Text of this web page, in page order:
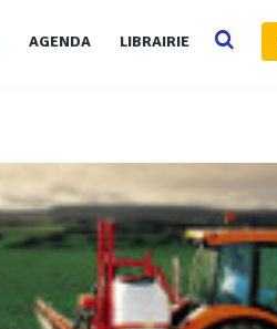
AGENDA LIBRAIRIE